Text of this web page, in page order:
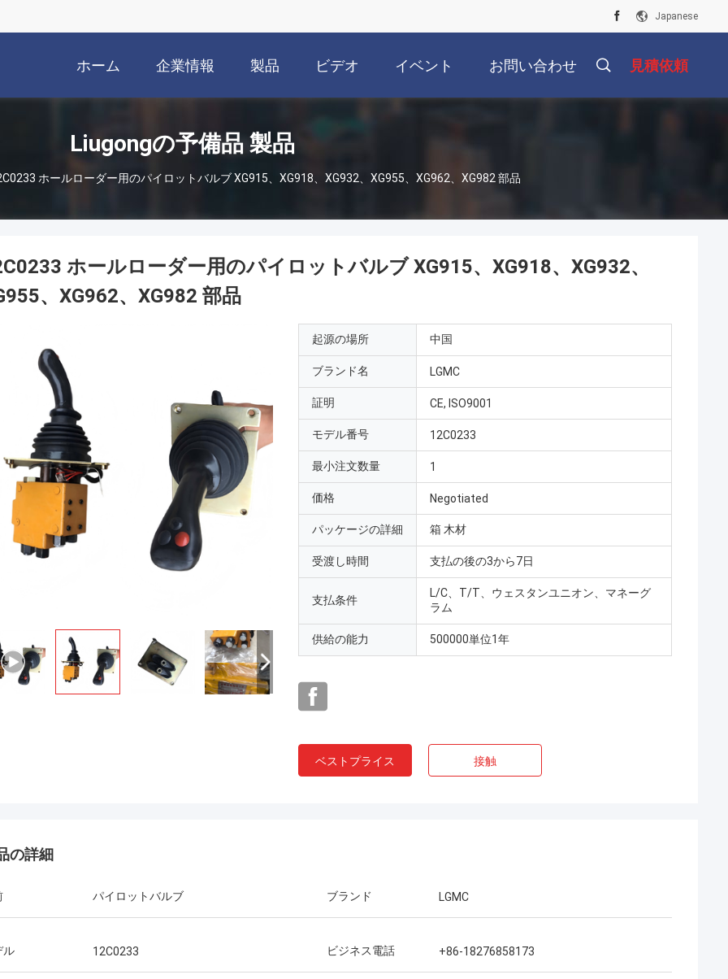
Japanese
ホーム 企業情報 製品 ビデオ イベント お問い合わせ 見積依頼
Liugongの予備品 製品
ホールローダー用のパイロットバルブ XG915、XG918、XG932、XG955、XG962、XG982 部品
ホールローダー用のパイロットバルブ XG915、XG918、XG932、
、XG962、XG982 部品
起源の場所 中国
ブランド名 LGMC
証明 CE, ISO9001
モデル番号 12C0233
最小注文数量 1
価格 Negotiated
パッケージの詳細 箱 木材
受渡し時間 支払の後の3から7日
支払条件
L/C、T/T、ウェスタンユニオン、マネーグ
ラム
供給の能力 500000単位1年
ベストプライス 接触
の詳細
パイロットバルブ ブランド LGMC
ル 12C0233 ビジネス電話 +86-18276858173